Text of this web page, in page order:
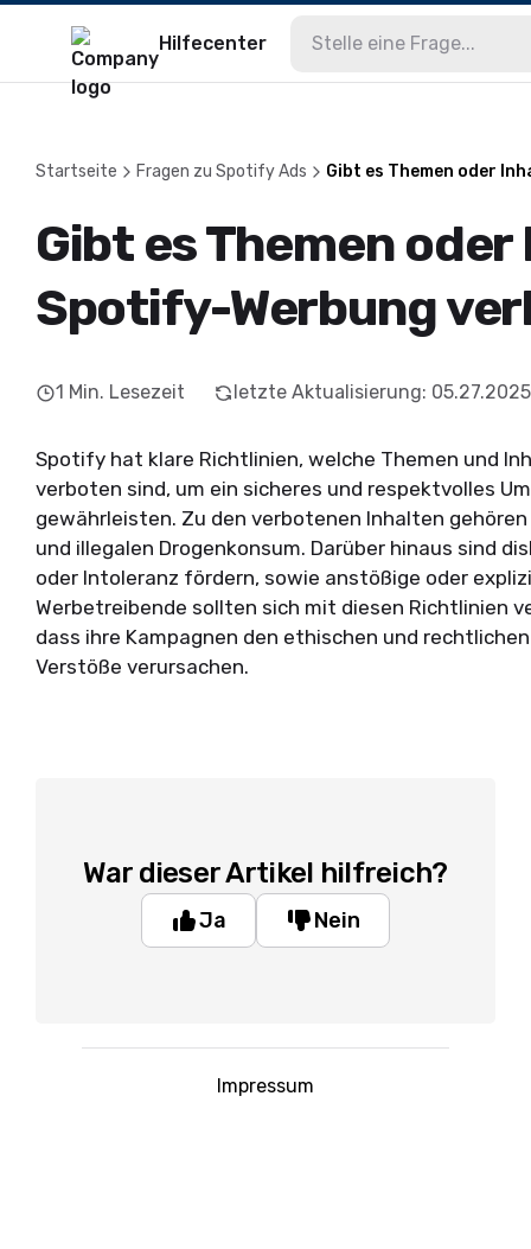
Hilfecenter
Startseite Fragen zu Spotify Ads Gibt es Themen oder
Gibt es Themen
Spotify-Werbung
1 Min. Lesezeit letzte Aktualisierung: 05.27.2025
Spotify hat klare Richtlinien, welche Themen und
verboten sind, um ein sicheres und respektvolles
gewährleisten. Zu den verbotenen Inhalten
und illegalen Drogenkonsum. Darüber hinaus sind
oder Intoleranz fördern, sowie anstößige oder
Werbetreibende sollten sich mit diesen Richtlinien
dass ihre Kampagnen den ethischen und
Verstöße verursachen.
War dieser Artikel hilfreich?
Ja Nein
Impressum